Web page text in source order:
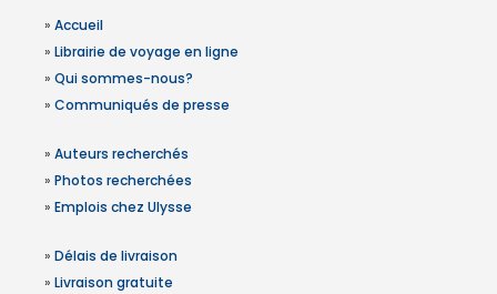
» Accueil
» Librairie de voyage en ligne
» Qui sommes-nous?
» Communiqués de presse
» Auteurs recherchés
» Photos recherchées
» Emplois chez Ulysse
» Délais de livraison
» Livraison gratuite